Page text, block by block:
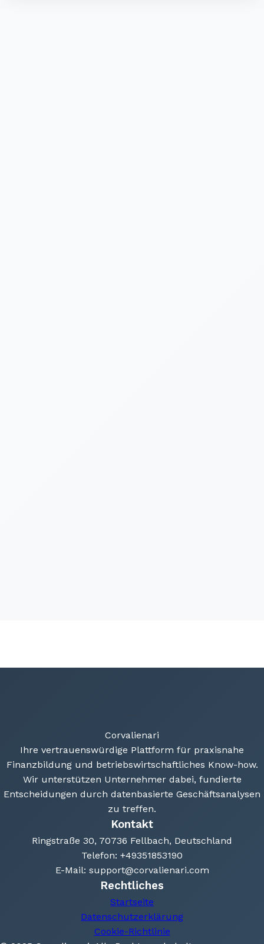
Corvalienari
Ihre vertrauenswürdige Plattform für praxisnahe
Finanzbildung und betriebswirtschaftliches Know-how.
Wir unterstützen Unternehmer dabei, fundierte
Entscheidungen durch datenbasierte Geschäftsanalysen
zu treffen.
Kontakt
Ringstraße 30, 70736 Fellbach, Deutschland
Telefon: +49351853190
E-Mail: support@corvalienari.com
Rechtliches
Startseite
Datenschutzerklärung
Cookie-Richtlinie